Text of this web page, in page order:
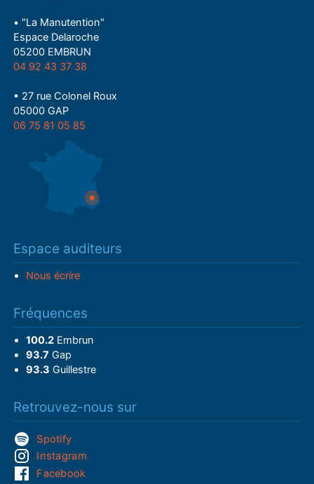
• "La Manutention"
Espace Delaroche
05200 EMBRUN
04 92 43 37 38
• 27 rue Colonel Roux
05000 GAP
06 75 81 05 85
Espace auditeurs
Nous écrire
Fréquences
100.2Embrun
93.7 Gap
93.3 Guillestre
Retrouvez-nous sur
Spotify
Instagram
Facebook